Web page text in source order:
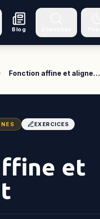
Blog
Fonction affine et aligne…
EXERCICES
et